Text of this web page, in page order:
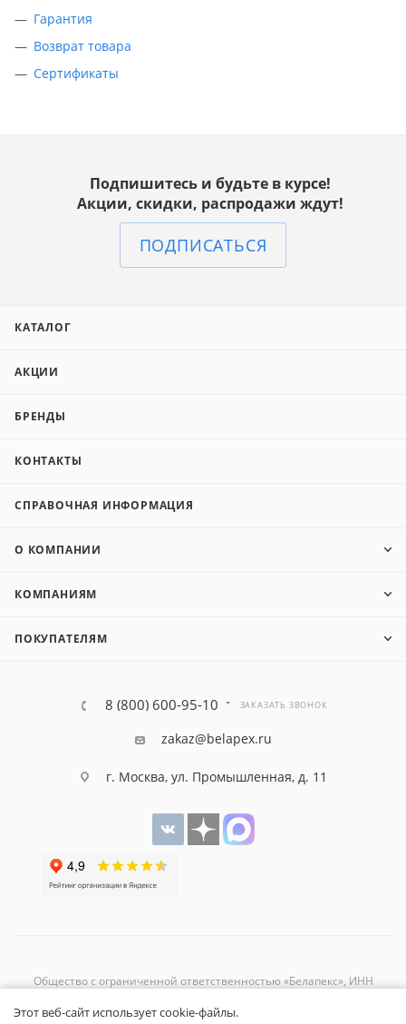
Гарантия
Возврат товара
Сертификаты
Подпишитесь и будьте в курсе!
Акции, скидки, распродажи ждут!
ПОДПИСАТЬСЯ
КАТАЛОГ
АКЦИИ
БРЕНДЫ
КОНТАКТЫ
СПРАВОЧНАЯ ИНФОРМАЦИЯ
О КОМПАНИИ
КОМПАНИЯМ
ПОКУПАТЕЛЯМ
8 (800) 600-95-10 ЗАКАЗАТЬ ЗВОНОК
zakaz@belapex.ru
г. Москва, ул. Промышленная, д. 11
Общество с ограниченной ответственностью «Белапекс», ИНН
Обращаем ваше внимание, что вся представленная на сайте
Этот веб-сайт использует cookie-файлы.